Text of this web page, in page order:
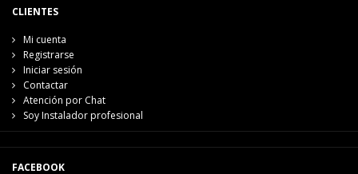
CLIENTES
Mi cuenta
Registrarse
Iniciar sesión
Contactar
Atención por Chat
Soy Instalador profesional
FACEBOOK